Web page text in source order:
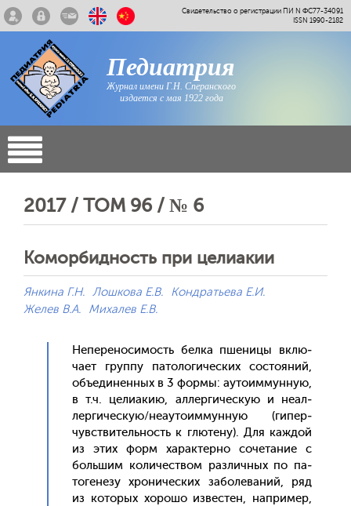
Свидетельство о регистрации ПИ N ФС77-34091
ISSN 1990-2182
Педиатрия
Журнал имени Г.Н. Сперанского
издается с мая 1922 года
2017 / ТОМ 96 / № 6
Коморбидность при целиакии
Янкина Г.Н. Лошкова Е.В.
Кондратьева Е.И.
Желев В.А.
Михалев Е.В.
Не­пере­носи­мость бел­ка пше­ницы вклю­
ча­ет груп­пу па­толо­гичес­ких сос­то­яний,
объ­еди­нен­ных в 3 фор­мы: а­уто­им­мунную,
в т.ч. це­ли­акию, ал­лерги­чес­кую и не­ал­
лерги­чес­кую/не­ауто­им­мунную (ги­пер­
чувс­тви­тель­ность к глю­тену). Для каж­дой
из этих форм ха­рак­терно со­чета­ние с
боль­шим ко­личес­твом раз­личных по па­
тоге­незу хро­ничес­ких за­боле­ваний, ряд
из ко­торых хо­рошо из­вестен, нап­ри­мер,